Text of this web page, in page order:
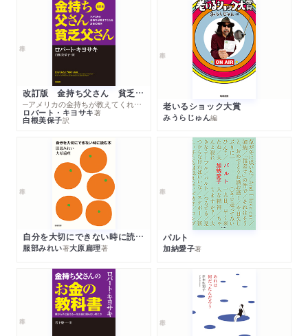
改訂版 金持ち父さん 貧乏父さん
─アメリカの金持ちが教えてくれるお金の哲学
ロバート・キヨサキ著
白根美保子訳
老いるショック大賞
みうらじゅん編
自分を大切にできない時に読む本
服部みれい著大原扁理著
パルト
加納愛子著